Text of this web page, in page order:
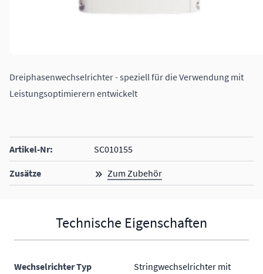
Dreiphasenwechselrichter - speziell für die Verwendung mit
Leistungsoptimierern entwickelt
Artikel-Nr: SC010155
Zusätze Zum Zubehör
Technische Eigenschaften
Wechselrichter Typ
Stringwechselrichter mit